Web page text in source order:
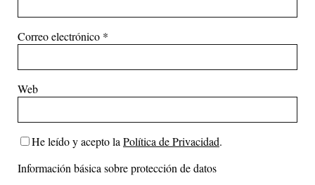
Correo electrónico *
Web
He leído y acepto la Política de Privacidad.
Información básica sobre protección de datos